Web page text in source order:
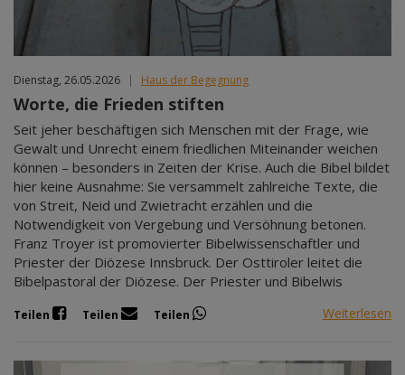
Dienstag, 26.05.2026 | Haus der Begegnung
Worte, die Frieden stiften
Seit jeher beschäftigen sich Menschen mit der Frage, wie
Gewalt und Unrecht einem friedlichen Miteinander weichen
können – besonders in Zeiten der Krise. Auch die Bibel bildet
hier keine Ausnahme: Sie versammelt zahlreiche Texte, die
von Streit, Neid und Zwietracht erzählen und die
Notwendigkeit von Vergebung und Versöhnung betonen.
Franz Troyer ist promovierter Bibelwissenschaftler und
Priester der Diözese Innsbruck. Der Osttiroler leitet die
Bibelpastoral der Diözese. Der Priester und Bibelwis
Teilen Teilen Teilen Weiterlesen